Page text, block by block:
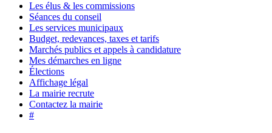
Les élus & les commissions
Séances du conseil
Les services municipaux
Budget, redevances, taxes et tarifs
Marchés publics et appels à candidature
Mes démarches en ligne
Élections
Affichage légal
La mairie recrute
Contactez la mairie
#